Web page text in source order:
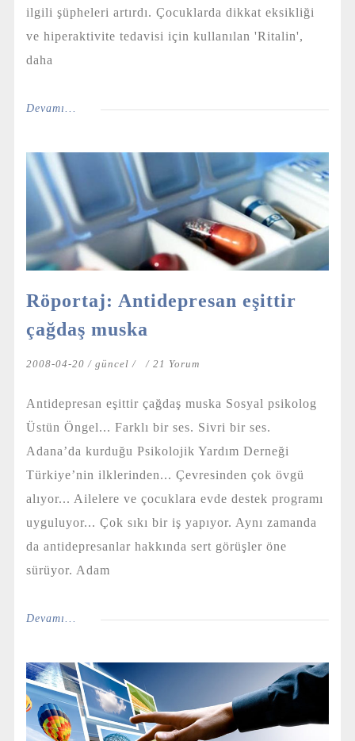
ilgili şüpheleri artırdı. Çocuklarda dikkat eksikliği
ve hiperaktivite tedavisi için kullanılan 'Ritalin',
daha
Devamı...
Röportaj: Antidepresan eşittir
çağdaş muska
2008-04-20 / güncel / / 21 Yorum
Antidepresan eşittir çağdaş muska Sosyal psikolog
Üstün Öngel... Farklı bir ses. Sivri bir ses.
Adana’da kurduğu Psikolojik Yardım Derneği
Türkiye’nin ilklerinden... Çevresinden çok övgü
alıyor... Ailelere ve çocuklara evde destek programı
uyguluyor... Çok sıkı bir iş yapıyor. Aynı zamanda
da antidepresanlar hakkında sert görüşler öne
sürüyor. Adam
Devamı...